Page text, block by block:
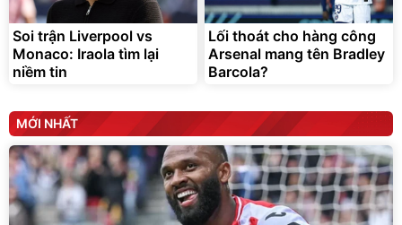
Soi trận Liverpool vs
Monaco: Iraola tìm lại
niềm tin
Lối thoát cho hàng công
Arsenal mang tên Bradley
Barcola?
MỚI NHẤT